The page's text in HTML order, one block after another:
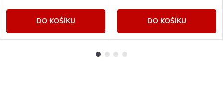
DO KOŠÍKU DO KOŠÍKU